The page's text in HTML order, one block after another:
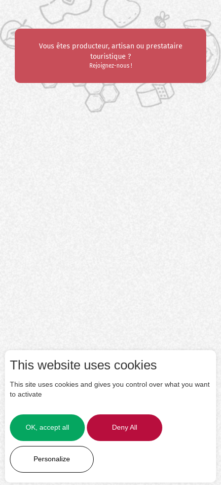
Vous êtes producteur, artisan ou prestataire
touristique ?
Rejoignez-nous !
This website uses cookies
This site uses cookies and gives you control over what you want
to activate
OK, accept all Deny All
Personalize